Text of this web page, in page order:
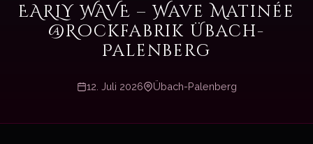
EARLY WAVE – Wave Matinée
@Rockfabrik Übach-
Palenberg
12. Juli 2026 Übach-Palenberg